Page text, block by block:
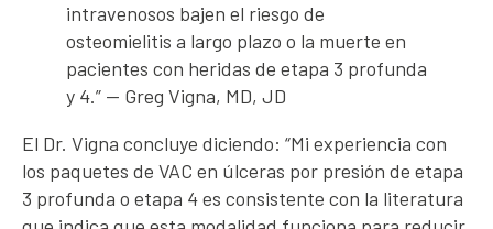
intravenosos bajen el riesgo de
osteomielitis a largo plazo o la muerte en
pacientes con heridas de etapa 3 profunda
y 4.” — Greg Vigna, MD, JD
El Dr. Vigna concluye diciendo: “Mi experiencia con
los paquetes de VAC en úlceras por presión de etapa
3 profunda o etapa 4 es consistente con la literatura